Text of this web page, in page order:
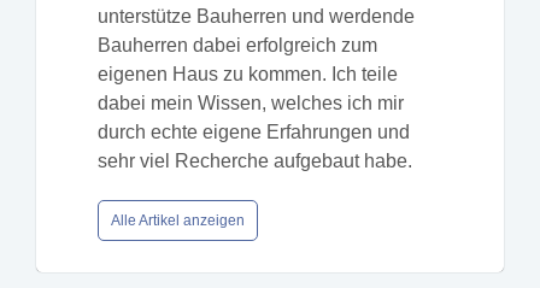
unterstütze Bauherren und werdende
Bauherren dabei erfolgreich zum
eigenen Haus zu kommen. Ich teile
dabei mein Wissen, welches ich mir
durch echte eigene Erfahrungen und
sehr viel Recherche aufgebaut habe.
Alle Artikel anzeigen